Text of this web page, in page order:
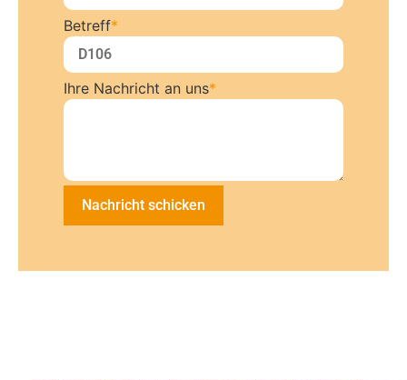
Betreff*
Ihre Nachricht an uns*
Nachricht schicken